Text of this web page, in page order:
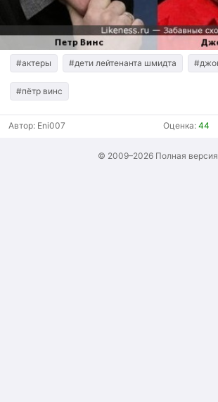
Создать сходство
Для публикации необходима
Поиск
#актеры #дети лейтенанта шмидта
#пётр винс
Автор: Eni007 Оценка: 44
© 2009–2026 Полная версия